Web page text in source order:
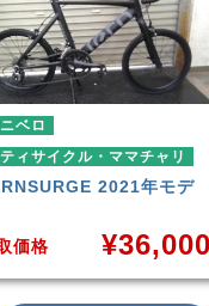
ベロ
ィサイクル・ママチャリ
LUSCIOUS
価格
¥